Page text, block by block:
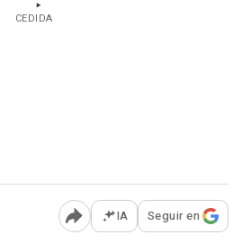
CEDIDA
Abrir opciones para
IA Seguir en